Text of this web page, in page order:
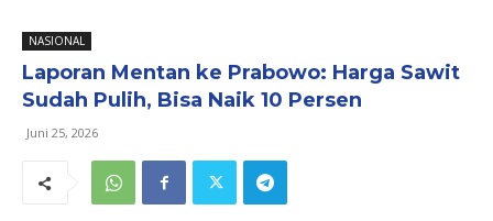
NASIONAL
Laporan Mentan ke Prabowo: Harga Sawit
Sudah Pulih, Bisa Naik 10 Persen
Juni 25, 2026